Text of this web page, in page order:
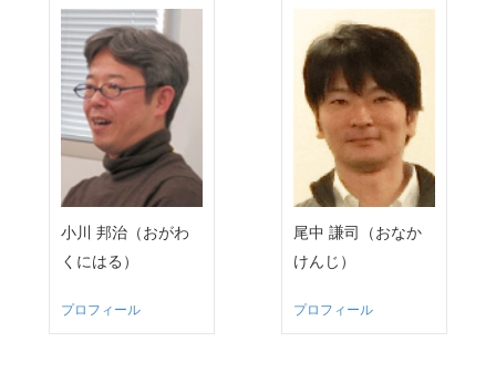
小川 邦治（おがわ
くにはる）
プロフィール
尾中 謙司（おなか
けんじ）
プロフィール